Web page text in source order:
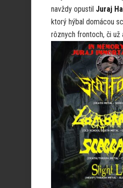
navždy opustil Juraj
ktorý hýbal domácou
rôznych frontoch, či už